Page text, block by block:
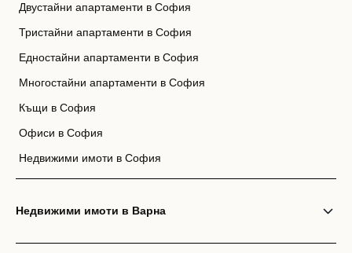
Двустайни апартаменти в София
Тристайни апартаменти в София
Едностайни апартаменти в София
Многостайни апартаменти в София
Къщи в София
Офиси в София
Недвижими имоти в София
Недвижими имоти в Варна